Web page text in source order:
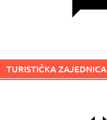
TURISTIČKA ZAJEDNICA